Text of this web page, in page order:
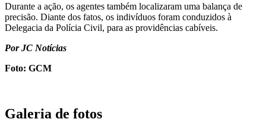
Durante a ação, os agentes também localizaram uma balança de
precisão. Diante dos fatos, os indivíduos foram conduzidos à
Delegacia da Polícia Civil, para as providências cabíveis.
Por JC Notícias
Foto: GCM
Galeria de fotos